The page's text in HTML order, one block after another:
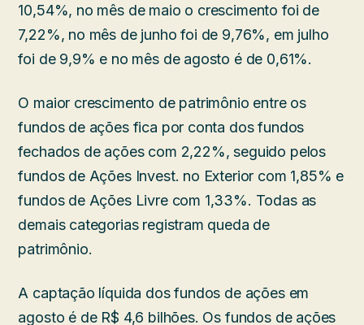
10,54%, no mês de maio o crescimento foi de
7,22%, no mês de junho foi de 9,76%, em julho
foi de 9,9% e no mês de agosto é de 0,61%.
O maior crescimento de patrimônio entre os
fundos de ações fica por conta dos fundos
fechados de ações com 2,22%, seguido pelos
fundos de Ações Invest. no Exterior com 1,85% e
fundos de Ações Livre com 1,33%. Todas as
demais categorias registram queda de
patrimônio.
A captação líquida dos fundos de ações em
agosto é de R$ 4,6 bilhões. Os fundos de ações